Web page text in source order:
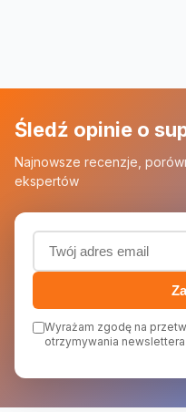
Śledź opinie o
Najnowsze recenzje,
ekspertów
Adres email
Wyrażam zgodę na
otrzymywania newslettera